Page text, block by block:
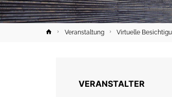
HomeVeranstaltung Virtuelle
VERANSTALTER